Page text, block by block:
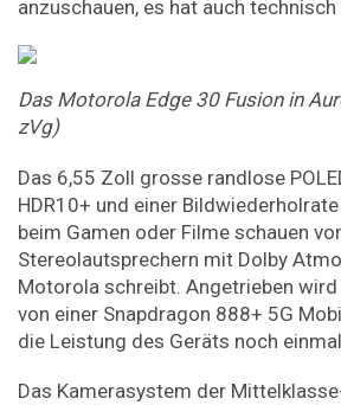
anzuschauen, es hat auch
Das Motorola Edge 30 Fusion in
zVg)
Das 6,55 Zoll grosse randlose
HDR10+ und einer
beim Gamen oder Filme schauen
Stereolautsprechern mit Dolby
Motorola schreibt. Angetrieben
von einer Snapdragon 888+ 5G
die Leistung des Geräts noch
Das Kamerasystem der